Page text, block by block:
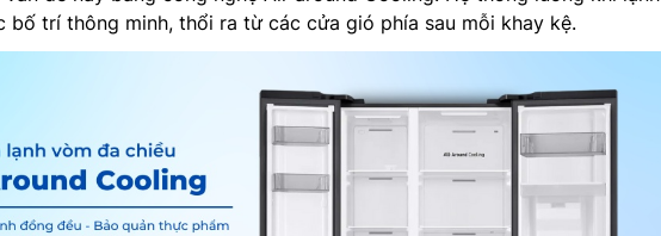
bố trí thông minh, thổi ra từ các cửa gió phía sau mỗi khay kệ.